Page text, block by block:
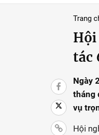
Trang
Hội
tác
Ngày
tháng
vụ
Hội